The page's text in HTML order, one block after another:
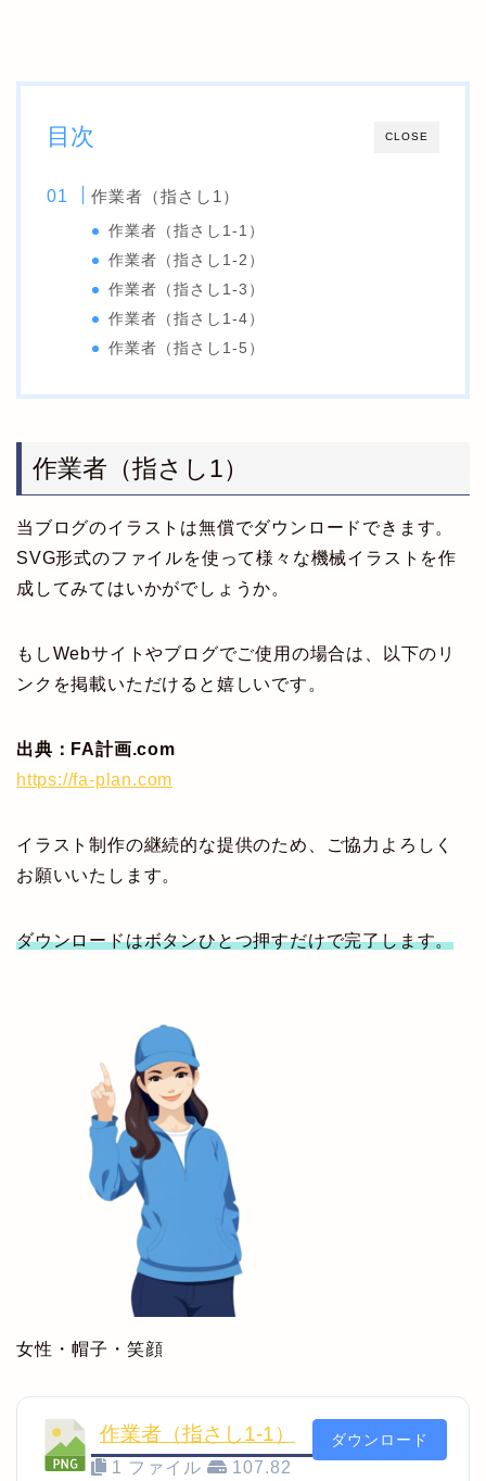
CLOSE
目次
作業者（指さし1）
作業者（指さし1-1）
作業者（指さし1-2）
作業者（指さし1-3）
作業者（指さし1-4）
作業者（指さし1-5）
作業者（指さし1）
当ブログのイラストは無償でダウンロードできます。
SVG形式のファイルを使って様々な機械イラストを作
成してみてはいかがでしょうか。
もしWebサイトやブログでご使用の場合は、以下のリ
ンクを掲載いただけると嬉しいです。
出典：FA計画.com
https://fa-plan.com
イラスト制作の継続的な提供のため、ご協力よろしく
お願いいたします。
ダウンロードはボタンひとつ押すだけで完了します。
女性・帽子・笑顔
作業者（指さし1-1）
1 ファイル
107.82
ダウンロード